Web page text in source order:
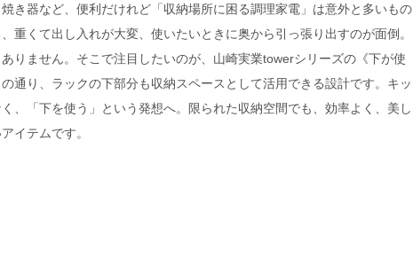
き器など、便利だけれど「収納場所に困る調理家電」は意外と多いもの
重くて出し入れが大変、使いたいときに奥から引っ張り出すのが面倒。
りません。そこで注目したいのが、山崎実業towerシリーズの《下が使
通り、ラックの下部分も収納スペースとして活用できる設計です。キッ
、「下を使う」という発想へ。限られた収納空間でも、効率よく、美し
イテムです。